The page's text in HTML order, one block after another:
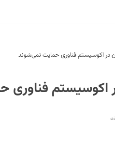
در اکوسیستم فناوری حمایت نمی‌شوند
اکوسیستم